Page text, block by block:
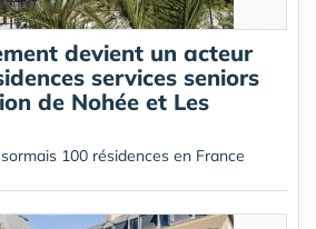
devient un acteur
services seniors
de Nohée et Les
100 résidences en France